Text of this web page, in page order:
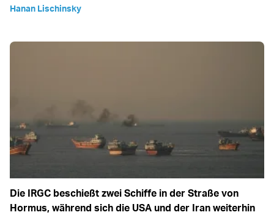
Hanan Lischinsky
Die IRGC beschießt zwei Schiffe in der Straße von
Hormus, während sich die USA und der Iran weiterhin